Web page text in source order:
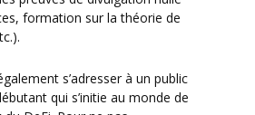
formation sur la théorie de
s’adresser à un public
qui s’initie au monde de